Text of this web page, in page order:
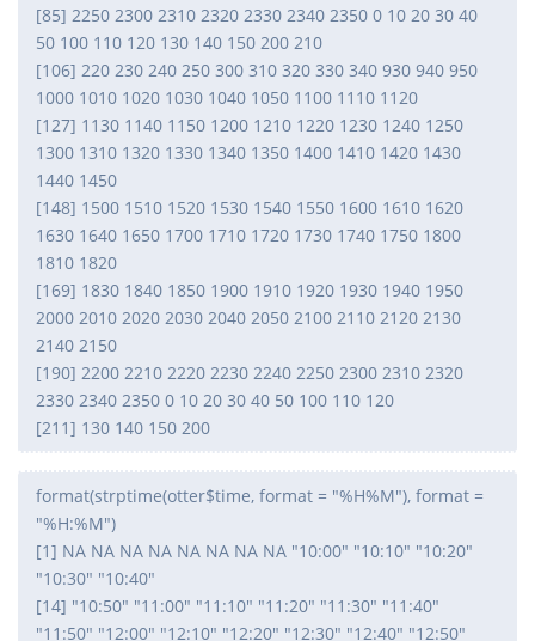
[85] 2250 2300 2310 2320 2330 2340 2350 0 10 20 30 40
50 100 110 120 130 140 150 200 210
[106] 220 230 240 250 300 310 320 330 340 930 940 950
1000 1010 1020 1030 1040 1050 1100 1110 1120
[127] 1130 1140 1150 1200 1210 1220 1230 1240 1250
1300 1310 1320 1330 1340 1350 1400 1410 1420 1430
1440 1450
[148] 1500 1510 1520 1530 1540 1550 1600 1610 1620
1630 1640 1650 1700 1710 1720 1730 1740 1750 1800
1810 1820
[169] 1830 1840 1850 1900 1910 1920 1930 1940 1950
2000 2010 2020 2030 2040 2050 2100 2110 2120 2130
2140 2150
[190] 2200 2210 2220 2230 2240 2250 2300 2310 2320
2330 2340 2350 0 10 20 30 40 50 100 110 120
[211] 130 140 150 200
format(strptime(otter$time, format = "%H%M"), format =
"%H:%M")
[1] NA NA NA NA NA NA NA NA "10:00" "10:10" "10:20"
"10:30" "10:40"
[14] "10:50" "11:00" "11:10" "11:20" "11:30" "11:40"
"11:50" "12:00" "12:10" "12:20" "12:30" "12:40" "12:50"